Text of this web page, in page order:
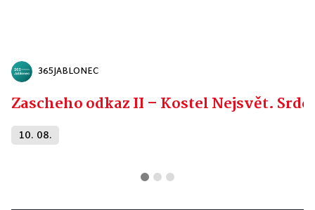
365JABLONEC
Zascheho odkaz II – Kostel Nejsvět.
10. 08.